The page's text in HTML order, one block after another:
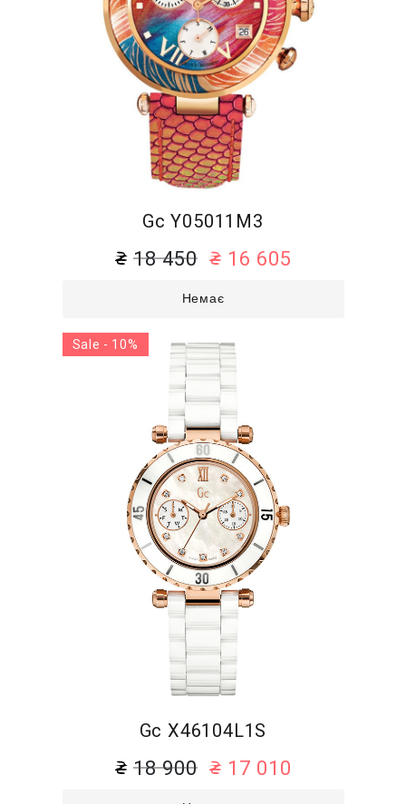
Gc Y05011M3
18 450 16 605
Немає
Gc X46104L1S
18 900 17 010
Sale - 10%